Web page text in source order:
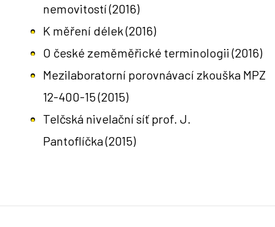
nemovitostí(2016)
K měření délek(2016)
O české zeměměřické terminologii(2016)
Mezilaboratorní porovnávací zkouška MPZ
12-400-15(2015)
Telčská nivelační síť prof. J.
Pantoflíčka(2015)